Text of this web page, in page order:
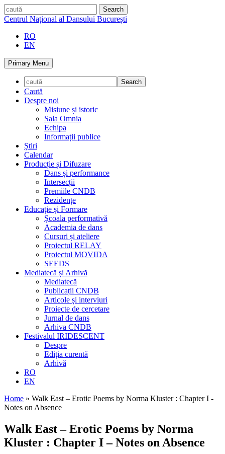
Skip
to
caută
Centrul Național al Dansului București
RO
EN
Primary Menu
Caută
Despre noi
Misiune și istoric
Sala Omnia
Echipa
Informații publice
Știri
Calendar
Producție și Difuzare
Dans și performance
Intersecții
Premiile CNDB
Rezidențe
Educație și Formare
Școala performativă
Academia de dans
Cursuri și ateliere
Proiectul RELAY
Proiectul MOVIDA
SEEDS
Mediatecă și Arhivă
Mediatecă
Publicații CNDB
Articole și interviuri
Proiecte de cercetare
Jurnal de dans
Arhiva CNDB
Festivalul IRIDESCENT
Despre
Ediția curentă
Arhivă
RO
EN
Home » Walk East – Erotic Poems by Norma Kluster : Chapter I -
Notes on Absence
Walk East – Erotic Poems by Norma
Kluster : Chapter I – Notes on Absence